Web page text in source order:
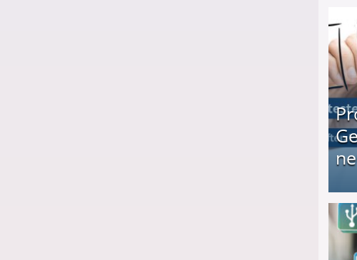
Produkttester werden und Geld verdienen ↻